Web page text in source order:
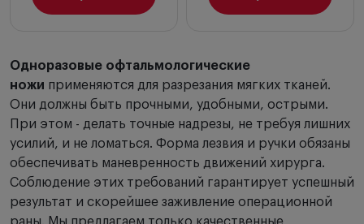
Одноразовые офтальмологические
ножи применяются для разрезания мягких тканей.
Они должны быть прочными, удобными, острыми.
При этом - делать точные надрезы, не требуя лишних
усилий, и не ломаться. Форма лезвия и ручки обязаны
обеспечивать маневренность движений хирурга.
Соблюдение этих требований гарантирует успешный
результат и скорейшее заживление операционной
раны. Мы предлагаем только качественные